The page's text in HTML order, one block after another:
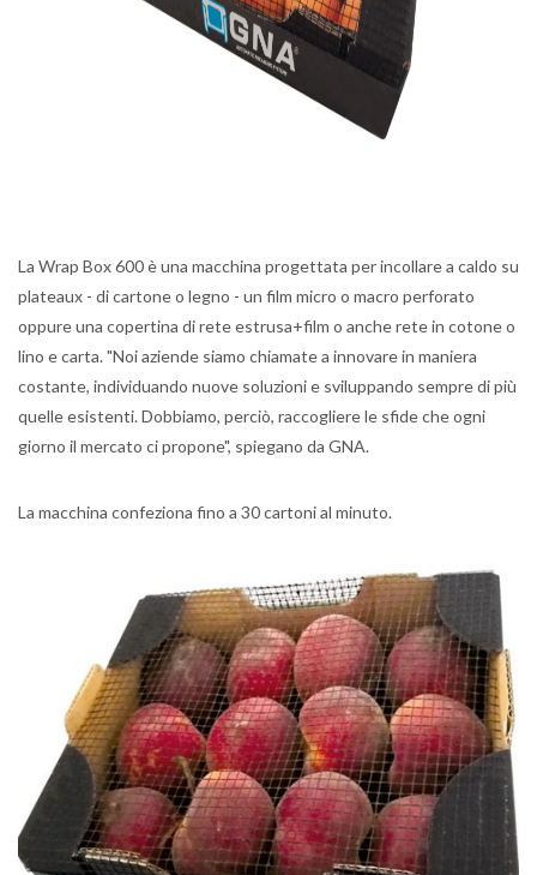
La Wrap Box 600 è una macchina progettata per incollare a caldo su
plateaux - di cartone o legno - un film micro o macro perforato
oppure una copertina di rete estrusa+film o anche rete in cotone o
lino e carta. "Noi aziende siamo chiamate a innovare in maniera
costante, individuando nuove soluzioni e sviluppando sempre di più
quelle esistenti. Dobbiamo, perciò, raccogliere le sfide che ogni
giorno il mercato ci propone", spiegano da GNA.
La macchina confeziona fino a 30 cartoni al minuto.